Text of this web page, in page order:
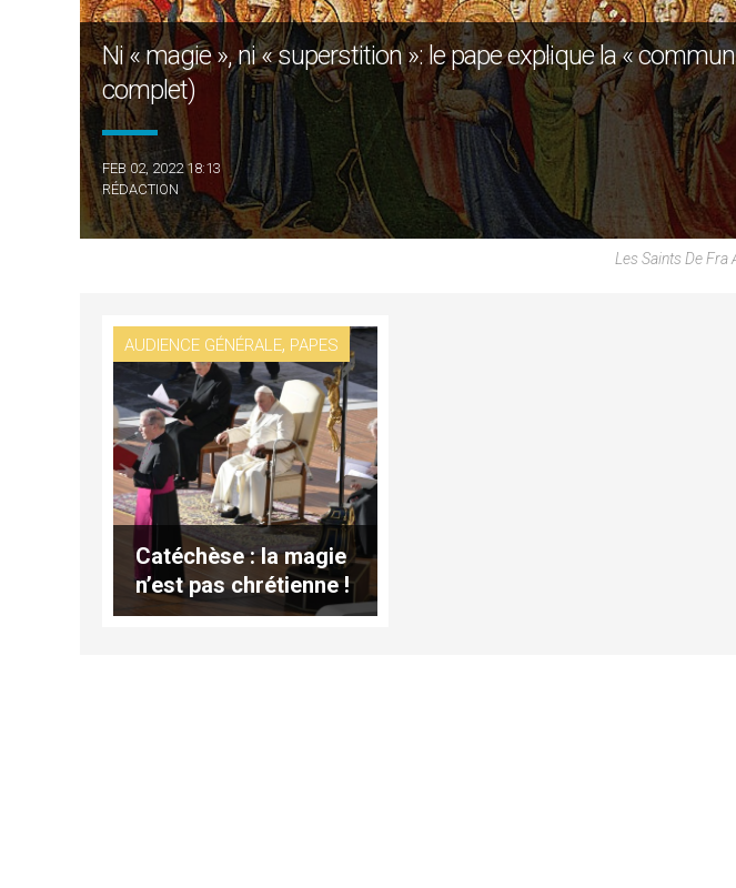
Ni « magie », ni « superstition »: le pape explique la «
complet)
FEB 02, 2022 18:13
RÉDACTION
Les Saints De
AUDIENCE GÉNÉRALE, PAPES
Catéchèse : la magie
n’est pas chrétienne !